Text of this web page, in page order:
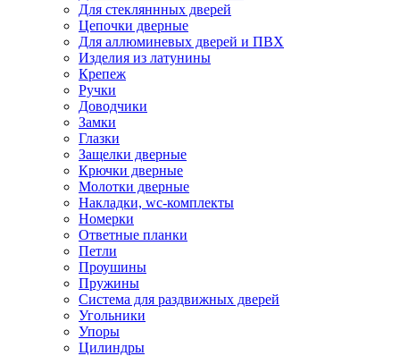
Для стекляннных дверей
Цепочки дверные
Для аллюминевых дверей и ПВХ
Изделия из латунины
Крепеж
Ручки
Доводчики
Замки
Глазки
Защелки дверные
Крючки дверные
Молотки дверные
Накладки, wc-комплекты
Номерки
Ответные планки
Петли
Проушины
Пружины
Система для раздвижных дверей
Угольники
Упоры
Цилиндры